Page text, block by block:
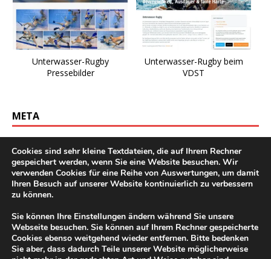
Unterwasser-Rugby
Pressebilder
Unterwasser-Rugby beim
VDST
META
Anmelden
Eintrags-Feed
Kommentar-Feed
Cookies sind sehr kleine Textdateien, die auf Ihrem Rechner
gespeichert werden, wenn Sie eine Website besuchen. Wir
verwenden Cookies für eine Reihe von Auswertungen, um damit
Ihren Besuch auf unserer Website kontinuierlich zu verbessern
zu können.
Sie können Ihre Einstellungen ändern während Sie unsere
Webseite besuchen. Sie können auf Ihrem Rechner gespeicherte
Cookies ebenso weitgehend wieder entfernen. Bitte bedenken
Sie aber, dass dadurch Teile unserer Website möglicherweise